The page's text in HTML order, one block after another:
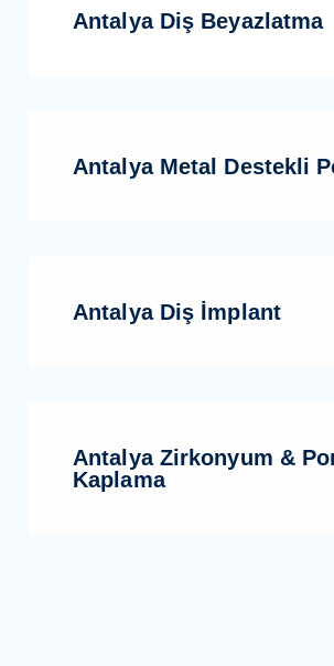
Antalya Diş Beyazlatma
Antalya Metal Destekli
Antalya Diş İmplant
Antalya Zirkonyum &
Kaplama